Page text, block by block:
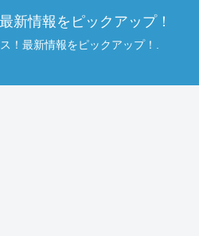
新情報をピックアップ！
！最新情報をピックアップ！.